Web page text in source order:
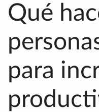
Qué
para